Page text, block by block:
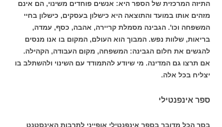
התיזה המרכזית של הספר היא: אנשים פוחדים משינוי, הם אינם
מזהים אותו במועד והתוצאה היא כישלון בעסקים, כישלון בחיי
המשפחה וכו'. הגבינה מסמלת קריירה, אהבה, כסף, עמדה,
בריאות, שלוות נפש. המבוך הוא העולם, המקום בו אנו מנסים
להגשים את חלום הגבינה: המשפחה, מקום העבודה, הקהילה.
אם תרצו גם המדינה. מי שיודע להתמודד עם השינוי ולהשתלב בו
יצליח בכל אלה.
ספר אינפנטילי
בסך הכל מדובר בספר אינפנטילי אופייני לתרבות האינסטנט